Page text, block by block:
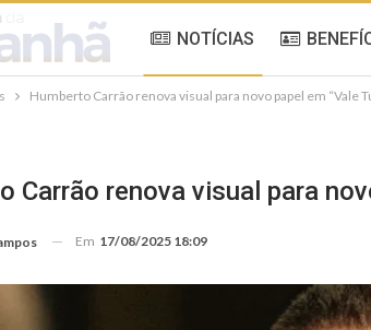
NOTÍCIAS
Humberto Carrão renova visual para novo papel em “Vale
Carrão renova visual para
Em 17/08/2025 18:09